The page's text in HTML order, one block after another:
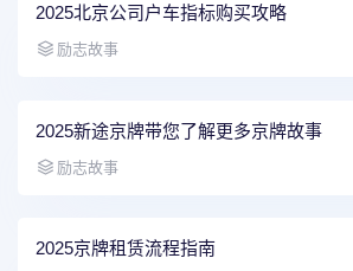
2025北京公司户车指标购买攻略
励志故事
2025新途京牌带您了解更多京牌故事
励志故事
2025京牌租赁流程指南